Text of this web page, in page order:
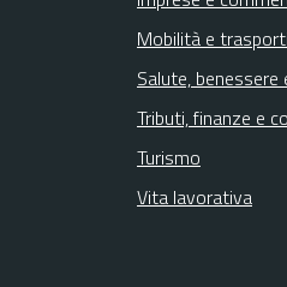
Mobilità e trasporti
Salute,
Tributi, finanze e
Turismo
Vita lavorativa